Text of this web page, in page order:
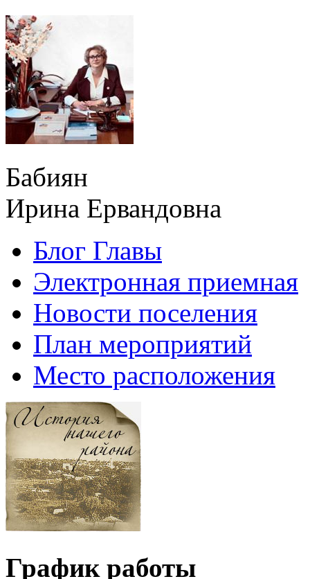
Бабиян
Ирина Ервандовна
Блог Главы
Электронная приемная
Новости поселения
План мероприятий
Место расположения
График работы